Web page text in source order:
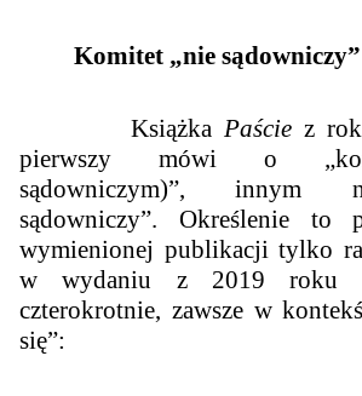
Komitet „nie sądowniczy”
Książka Paściez
pierwszy mówi o
sądowniczym)”, innym
sądowniczy”. Określenie to
wymienionej publikacji tylko
w wydaniu z 2019 roku
czterokrotnie, zawsze w
się”: